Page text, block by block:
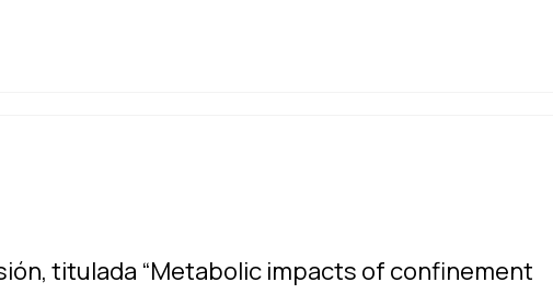
titulada “Metabolic impacts of confinement